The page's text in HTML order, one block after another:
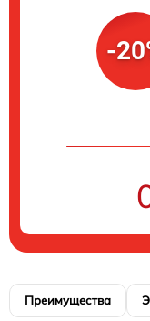
-
Преимущества